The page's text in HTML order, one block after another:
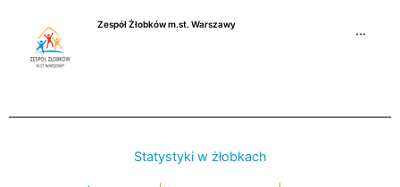
Zespół Żłobków m.st. Warszawy
···
Statystyki w żłobkach